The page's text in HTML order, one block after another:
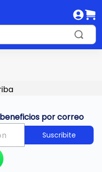
por correo
Suscribite